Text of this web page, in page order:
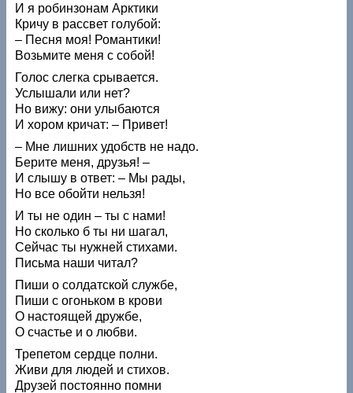
И я робинзонам Арктики
Кричу в рассвет голубой:
– Песня моя! Романтики!
Возьмите меня с собой!
Голос слегка срывается.
Услышали или нет?
Но вижу: они улыбаются
И хором кричат: – Привет!
– Мне лишних удобств не надо.
Берите меня, друзья! –
И слышу в ответ: – Мы рады,
Но все обойти нельзя!
И ты не один – ты с нами!
Но сколько б ты ни шагал,
Сейчас ты нужней стихами.
Письма наши читал?
Пиши о солдатской службе,
Пиши с огоньком в крови
О настоящей дружбе,
О счастье и о любви.
Трепетом сердце полни.
Живи для людей и стихов.
Друзей постоянно помни